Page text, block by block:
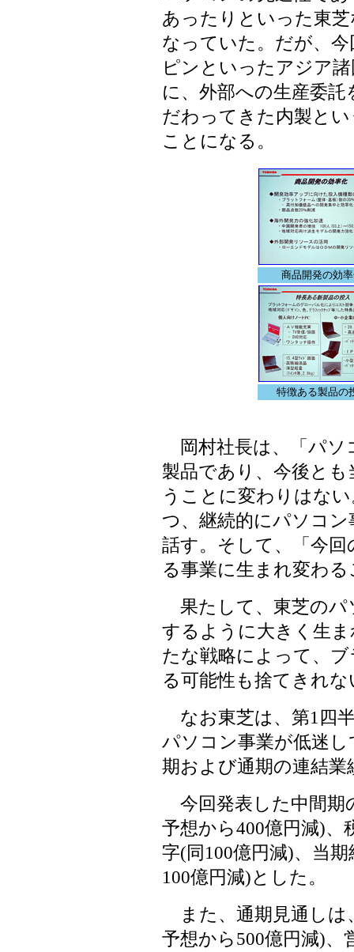
あったりといった東
なっていた。だが、
ピンといったアジア
に、外部への生産委
だわってきた内製と
ことになる。
商品開発の効
特徴ある製品の
岡村社長は、「パソ
製品であり、今後と
うことに変わりはな
つ、継続的にパソコ
話す。そして、「今
る事業に生まれ変わ
果たして、東芝のパ
するように大きく生
たな戦略によって、
る可能性も捨てきれ
なお東芝は、第1四
パソコン事業が低迷
期および通期の連結
今回発表した中間期
予想から400億円減)、
字(同100億円減)、当
100億円減)とした。
また、通期見通しは
予想から500億円減)、